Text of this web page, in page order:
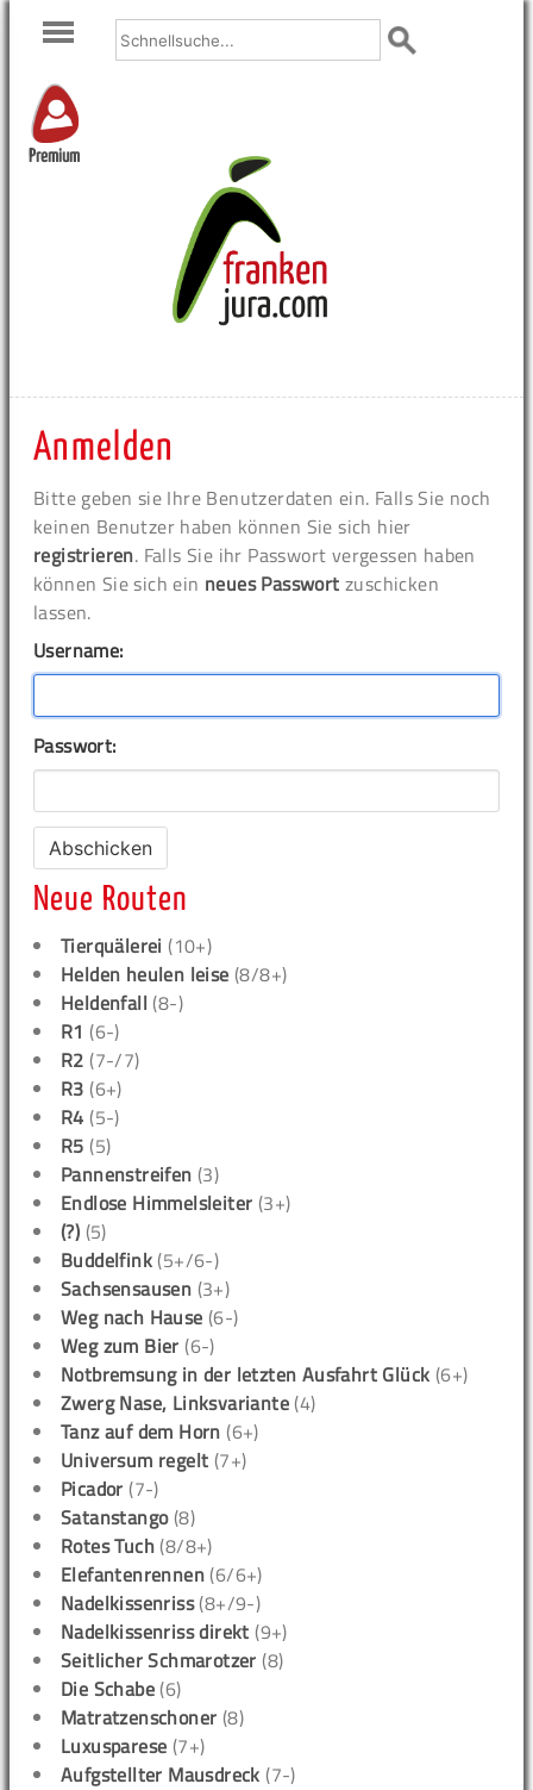
Premium
Anmelden
Bitte geben sie Ihre Benutzerdaten ein. Falls Sie noch
keinen Benutzer haben können Sie sich hier
registrieren. Falls Sie ihr Passwort vergessen haben
können Sie sich ein neues Passwort zuschicken
lassen.
Username:
Passwort:
Neue Routen
Tierquälerei (10+)
Helden heulen leise (8/8+)
Heldenfall (8-)
R1 (6-)
R2 (7-/7)
R3 (6+)
R4 (5-)
R5 (5)
Pannenstreifen (3)
Endlose Himmelsleiter (3+)
(?) (5)
Buddelfink (5+/6-)
Sachsensausen (3+)
Weg nach Hause (6-)
Weg zum Bier (6-)
Notbremsung in der letzten Ausfahrt Glück (6+)
Zwerg Nase, Linksvariante (4)
Tanz auf dem Horn (6+)
Universum regelt (7+)
Picador (7-)
Satanstango(8)
Rotes Tuch (8/8+)
Elefantenrennen (6/6+)
Nadelkissenriss(8+/9-)
Nadelkissenriss direkt (9+)
Seitlicher Schmarotzer (8)
Die Schabe (6)
Matratzenschoner (8)
Luxusparese (7+)
Aufgstellter Mausdreck (7-)